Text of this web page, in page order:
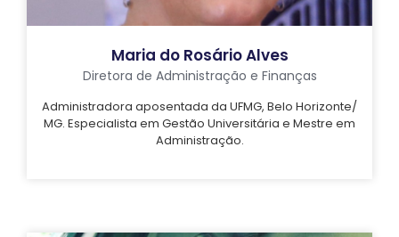
Maria do Rosário Alves
Diretora de Administração e Finanças
Administradora aposentada da UFMG, Belo Horizonte/
MG. Especialista em Gestão Universitária e Mestre em
Administração.